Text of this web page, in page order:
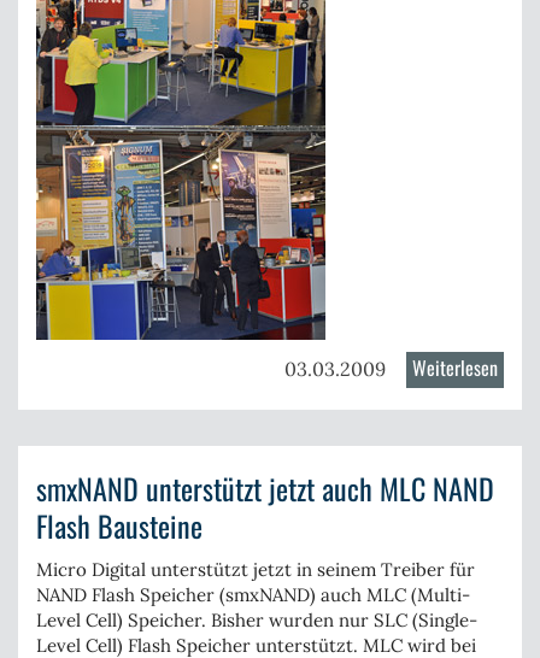
03.03.2009 Weiterlesen
2009
smxNAND unterstützt jetzt auch MLC NAND
Flash Bausteine
Micro Digital unterstützt jetzt in seinem Treiber für
NAND Flash Speicher (smxNAND) auch MLC (Multi-
Level Cell) Speicher. Bisher wurden nur SLC (Single-
Level Cell) Flash Speicher unterstützt. MLC wird bei